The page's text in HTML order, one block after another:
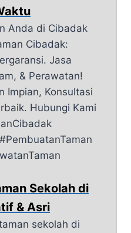
Anda di Cibadak
Cibadak:
Jasa
& Perawatan!
Impian, Konsultasi
Hubungi Kami
Sekolah di
& Asri
sekolah di